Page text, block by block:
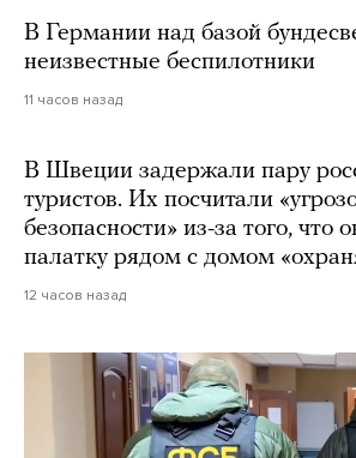
В Германии над базой
неизвестные беспилотники
11 часов назад
В Швеции задержали пару
туристов. Их посчитали
безопасности» из-за того, что
палатку рядом с домом
12 часов назад